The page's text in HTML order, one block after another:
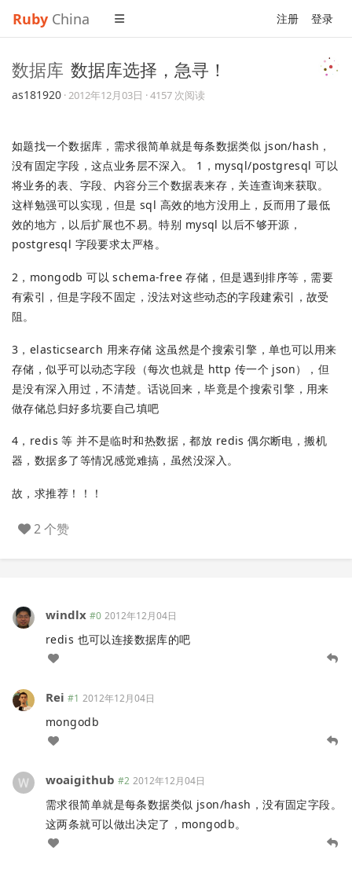
Ruby China 注册 登录
数据库 数据库选择，急寻！
as181920 ·2012年12月03日 · 4157 次阅读
如题找一个数据库，需求很简单就是每条数据类似 json/hash，
没有固定字段，这点业务层不深入。 1，mysql/postgresql 可以
将业务的表、字段、内容分三个数据表来存，关连查询来获取。
这样勉强可以实现，但是 sql 高效的地方没用上，反而用了最低
效的地方，以后扩展也不易。特别 mysql 以后不够开源，
postgresql 字段要求太严格。
2，mongodb 可以 schema-free 存储，但是遇到排序等，需要
有索引，但是字段不固定，没法对这些动态的字段建索引，故受
阻。
3，elasticsearch 用来存储 这虽然是个搜索引擎，单也可以用来
存储，似乎可以动态字段（每次也就是 http 传一个 json），但
是没有深入用过，不清楚。话说回来，毕竟是个搜索引擎，用来
做存储总归好多坑要自己填吧
4，redis 等 并不是临时和热数据，都放 redis 偶尔断电，搬机
器，数据多了等情况感觉难搞，虽然没深入。
故，求推荐！！！
2 个赞
windlx #0 2012年12月04日
redis 也可以连接数据库的吧
Rei #1 2012年12月04日
mongodb
woaigithub #2 2012年12月04日
需求很简单就是每条数据类似 json/hash，没有固定字段。
这两条就可以做出决定了，mongodb。